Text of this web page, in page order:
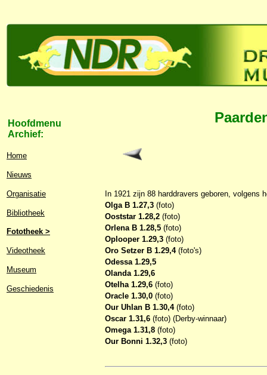
Hoofdmenu
Archief:
Home
Nieuws
Organisatie
Bibliotheek
Fototheek >
Videotheek
Museum
Geschiedenis
In 1921 zijn 88 harddravers geboren, volgens
Olga B 1.27,3 (foto)
Ooststar 1.28,2 (foto)
Orlena B 1.28,5 (foto)
Oplooper 1.29,3 (foto)
Oro Setzer B 1.29,4(foto's)
Odessa 1.29,5
Olanda 1.29,6
Otelha 1.29,6 (foto)
Oracle 1.30,0 (foto)
Our Uhlan B 1.30,4(foto)
Oscar 1.31,6 (foto) (Derby-winnaar)
Omega 1.31,8 (foto)
Our Bonni 1.32,3 (foto)